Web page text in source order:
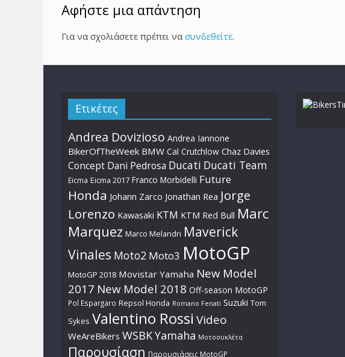
Αφήστε μια απάντηση
Για να σχολιάσετε πρέπει να συνδεθείτε.
Ετικέτες
Andrea Dovizioso Andrea Iannone
BikerOfTheWeek BMW Cal Crutchlow Chaz Davies
Concept Dani Pedrosa Ducati Ducati Team
Eicma Eicma 2017 Franco Morbidelli Future
Honda Johann Zarco Jonathan Rea Jorge
Lorenzo Kawasaki KTM KTM Red Bull Marc
Marquez Marco Melandri Maverick
Vinales Moto2 Moto3 MotoGP
MotoGP 2018 Movistar Yamaha New Model
2017 New Model 2018 Off-season MotoGP
Pol Espargaro Repsol Honda Romano Fenati Suzuki Tom
Sykes Valentino Rossi Video
WeAreBikers WSBKYamaha Μοτοσυκλέτα
Παρουσίαση Παρουσιάσεις MotoGP